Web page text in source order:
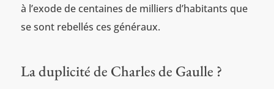
à l’exode de centaines de milliers d’habitants que
se sont rebellés ces généraux.
La duplicité de Charles de Gaulle ?